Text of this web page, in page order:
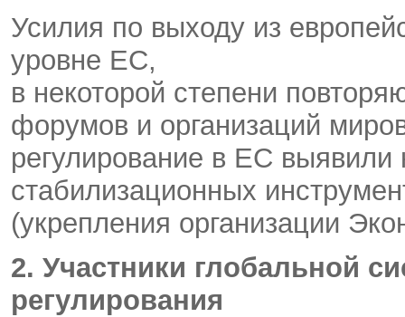
Усилия по выходу из
уровне ЕС,
в некоторой степени
форумов и организаций
регулирование в ЕС выявили
стабилизационных
(укрепления организации
2. Участники глобальной
регулирования